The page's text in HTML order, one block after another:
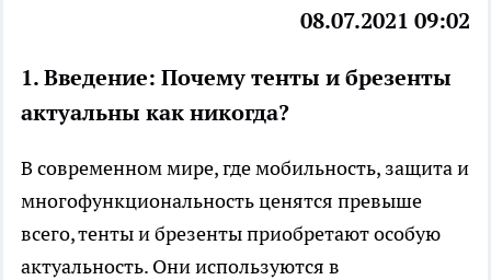
08.07.2021 09:02
1. Введение: Почему тенты и брезенты
актуальны как никогда?
В современном мире, где мобильность, защита и
многофункциональность ценятся превыше
всего, тенты и брезенты приобретают особую
актуальность. Они используются в